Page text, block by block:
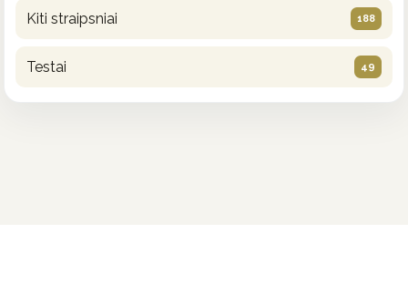
Kiti straipsniai 188
Testai 49